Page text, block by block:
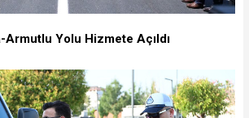
Armutlu Yolu Hizmete Açıldı